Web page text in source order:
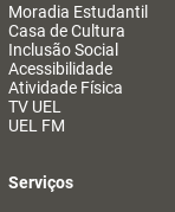
Moradia Estudantil
Casa de Cultura
Inclusão Social
Acessibilidade
Atividade Física
TV UEL
UEL FM
Serviços